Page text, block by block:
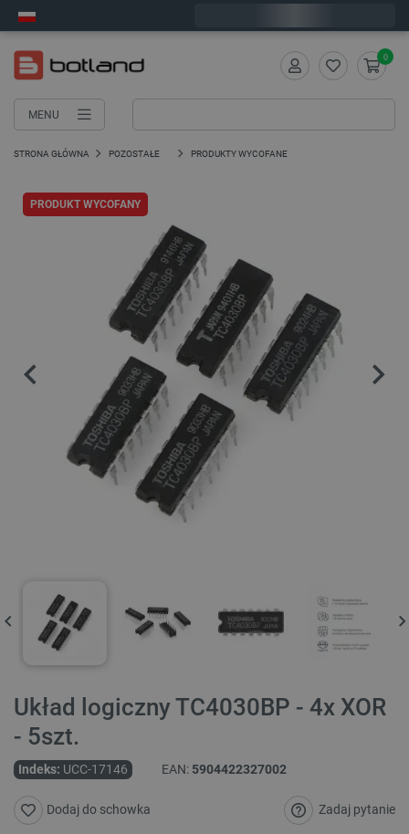
MENU
0
STRONA GŁÓWNA POZOSTAŁE PRODUKTY WYCOFANE
PRODUKT WYCOFANY
Układ logiczny TC4030BP - 4x XOR
- 5szt.
Indeks: UCC-17146 EAN: 5904422327002
Zadaj pytanie
Dodaj do schowka